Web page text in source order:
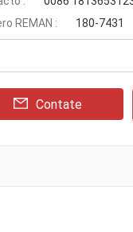
REMAN :
180-7431
Contate